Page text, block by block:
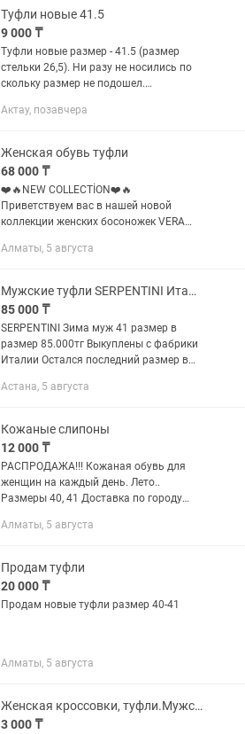
маленький
Туфли новые 41.5
9 000 ₸
Туфли новые размер - 41.5 (размер
стельки 26,5). Ни разу не носились по
скольку размер не подошел.
идеальной высоты каблук не слишком
Актау, позавчера
Женская обувь туфли
68 000 ₸
❤️🔥NEW COLLECTİON❤️🔥
Приветствуем вас в нашей новой
коллекции женских босоножек VERA
Эти босоножки сочетают в себе
выглядят прекрасно....
Алматы, 5 августа
Мужские туфли SERPENTINI Италия Зима 41 размер
85 000 ₸
SERPENTINI Зима муж 41 размер в
размер 85.000тг Выкуплены с фабрики
Италии Остался последний размер в
Астана, 5 августа
Кожаные слипоны
12 000 ₸
РАСПРОДАЖА!!! Кожаная обувь для
женщин на каждый день. Лето..
Размеры 40, 41 Доставка по городу
#кроссовки #туфли #лоферы
Алматы, 5 августа
Продам туфли
20 000 ₸
Продам новые туфли размер 40-41
Алматы, 5 августа
Женская кроссовки, туфли.Мужские туфли
3 000 ₸